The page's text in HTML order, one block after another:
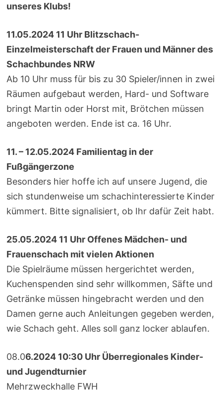
unseres Klubs!
11.05.2024 11 Uhr Blitzschach-
Einzelmeisterschaft der Frauen und Männer des
Schachbundes NRW
Ab 10 Uhr muss für bis zu 30 Spieler/innen in zwei
Räumen aufgebaut werden, Hard- und Software
bringt Martin oder Horst mit, Brötchen müssen
angeboten werden. Ende ist ca. 16 Uhr.
11. – 12.05.2024 Familientag in der
Fußgängerzone
Besonders hier hoffe ich auf unsere Jugend, die
sich stundenweise um schachinteressierte Kinder
kümmert. Bitte signalisiert, ob Ihr dafür Zeit habt.
25.05.2024 11 Uhr Offenes Mädchen- und
Frauenschach mit vielen Aktionen
Die Spielräume müssen hergerichtet werden,
Kuchenspenden sind sehr willkommen, Säfte und
Getränke müssen hingebracht werden und den
Damen gerne auch Anleitungen gegeben werden,
wie Schach geht. Alles soll ganz locker ablaufen.
08.06.2024 10:30 Uhr Überregionales Kinder-
und Jugendturnier
Mehrzweckhalle FWH